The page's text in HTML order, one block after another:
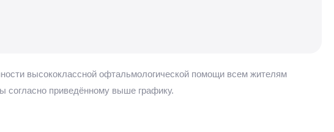
высококлассной офтальмологической помощи всем жителям
согласно приведённому выше графику.